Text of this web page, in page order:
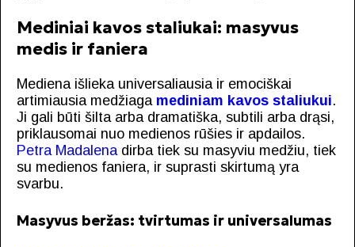
Mediniai kavos staliukai: masyvus
medis ir faniera
Mediena išlieka universaliausia ir emociškai
artimiausia medžiaga mediniam kavos staliukui.
Ji gali būti šilta arba dramatiška, subtili arba drąsi,
priklausomai nuo medienos rūšies ir apdailos.
Petra Madalenadirba tiek su masyviu medžiu, tiek
su medienos faniera, ir suprasti skirtumą yra
svarbu.
Masyvus beržas: tvirtumas ir universalumas